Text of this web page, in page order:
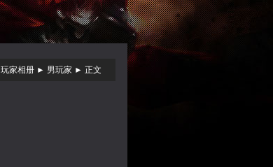
玩家相册 ► 男玩家 ► 正文